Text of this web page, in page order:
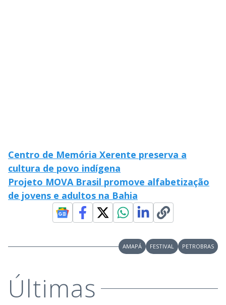
Centro de Memória Xerente preserva a
cultura de povo indígena
Projeto MOVA Brasil promove alfabetização
de jovens e adultos na Bahia
AMAPÁ FESTIVAL PETROBRAS
Últimas